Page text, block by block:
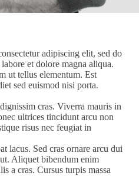
adipiscing elit, sed do
et dolore magna aliqua.
ut tellus elementum. Est
sed euismod nisi porta.
cras. Viverra mauris in
ultrices tincidunt arcu non
risus nec feugiat in
lacus. Sed cras ornare arcu dui
Aliquet bibendum enim
a cras. Cursus turpis massa